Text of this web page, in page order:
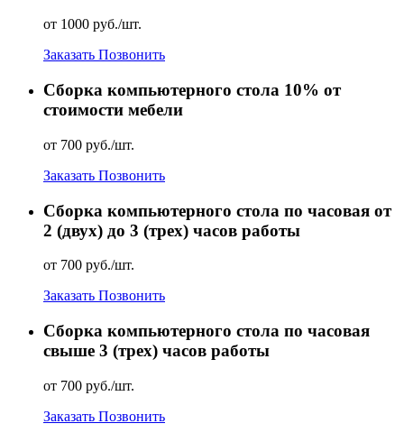
от 1000 руб./шт.
Заказать Позвонить
Сборка компьютерного стола 10% от
стоимости мебели
от 700 руб./шт.
Заказать Позвонить
Сборка компьютерного стола по часовая от
2 (двух) до 3 (трех) часов работы
от 700 руб./шт.
Заказать Позвонить
Сборка компьютерного стола по часовая
свыше 3 (трех) часов работы
от 700 руб./шт.
Заказать Позвонить